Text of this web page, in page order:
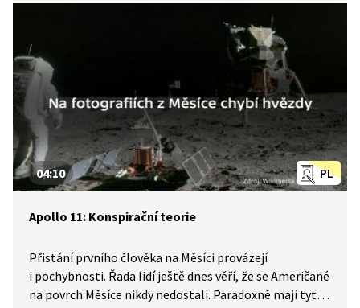
připravila k 50. výročí přistání člověka na Měsíci.
PL
04:10
Apollo 11: Konspirační teorie
Přistání prvního člověka na Měsíci provázejí
i pochybnosti. Řada lidí ještě dnes věří, že se Američané
na povrch Měsíce nikdy nedostali. Paradoxně mají tyto